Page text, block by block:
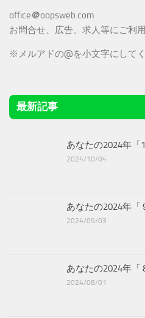
office＠oopsweb.com
お問合せ、広告、求人等にご利用
※メルアドの@を小文字にしてく
最新記事
あなたの2024年「
2024/10/04
あなたの2024年「
2024/09/03
あなたの2024年「
2024/08/01